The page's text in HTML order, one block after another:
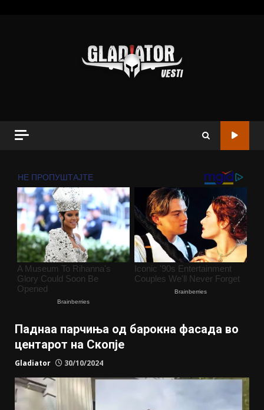
Паднаа парчиња од барокна фасада во
центарот на Скопје
Gladiator 30/10/2024